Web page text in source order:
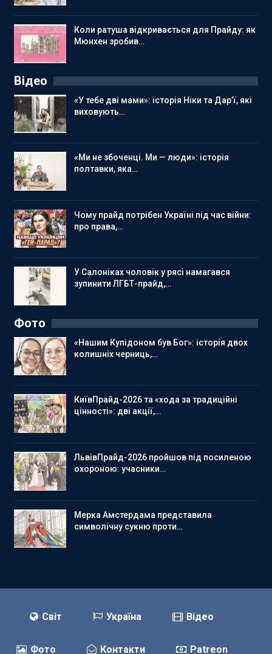
Коли ратуша відкривається для Прайду: як
Мюнхен зробив…
Відео
«У тебе дві мами»: історія Ніки та Дар’ї, які
виховують…
«Ми не збоченці. Ми — люди»: історія
полтавки, яка…
Чому прайд потрібен Україні під час війни:
про права,…
У Салоніках чоловік у рясі намагався
зупинити ЛГБТ-прайд,…
Фото
«Нашим Купідоном був Бог»: історія двох
колишніх черниць,…
КиївПрайд-2026 та «хода за традиційні
цінності»: дві акції,…
ЛьвівПрайд-2026 пройшов під посиленою
охороною: учасники…
Мерка Амстердама представила
символічну сукню проти…
Світ Україна Відео
Фото Контакти Patreon